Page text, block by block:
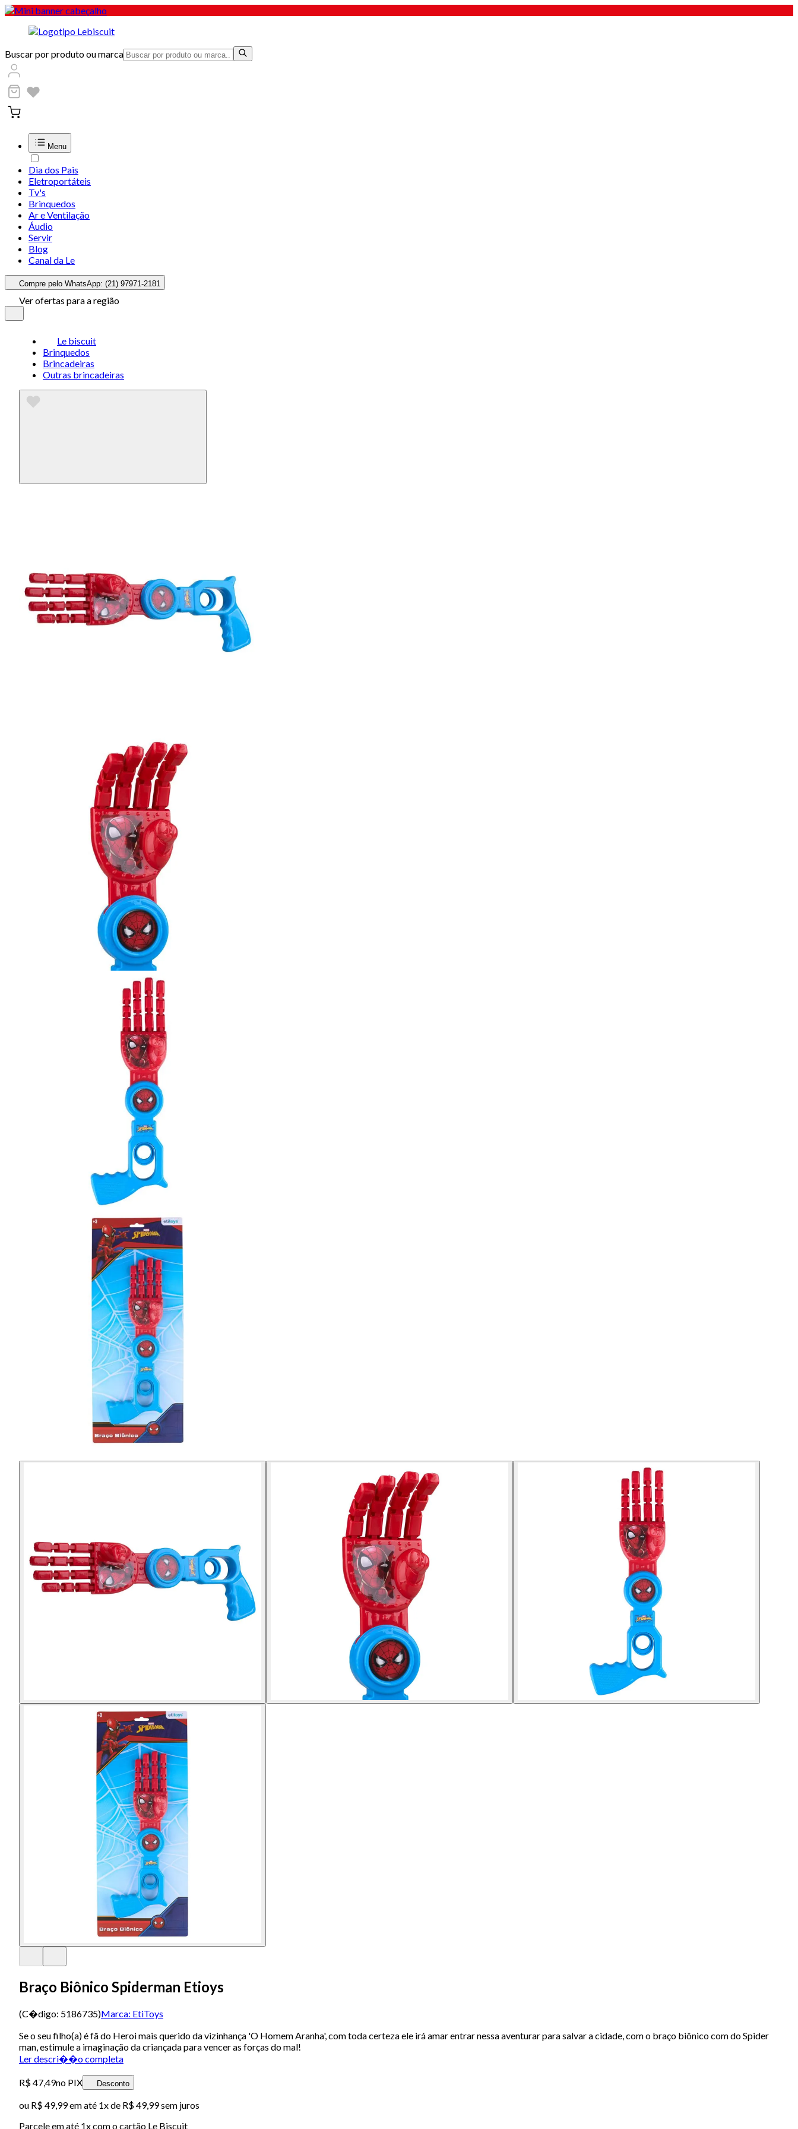
Buscar por produto ou marca
Menu
Dia dos Pais
Eletroportáteis
Tv's
Brinquedos
Ar e Ventilação
Áudio
Servir
Blog
Canal da Le
Compre pelo WhatsApp: (21) 97971-2181
Ver ofertas para a região
Le biscuit
Brinquedos
Brincadeiras
Outras brincadeiras
Braço Biônico Spiderman Etioys
(C�digo: 5186735)Marca: EtiToys
Se o seu filho(a) é fã do Heroi mais querido da vizinhança 'O Homem Aranha', com toda certeza ele irá amar entrar nessa aventurar para salvar a cidade, com o braço biônico com do Spider
man, estimule a imaginação da criançada para vencer as forças do mal!
Ler descri��o completa
R$ 47,49no PIX Desconto
ou R$ 49,99em até 1x de R$ 49,99sem juros
Parcele em até 1x com o cartão Le Biscuit